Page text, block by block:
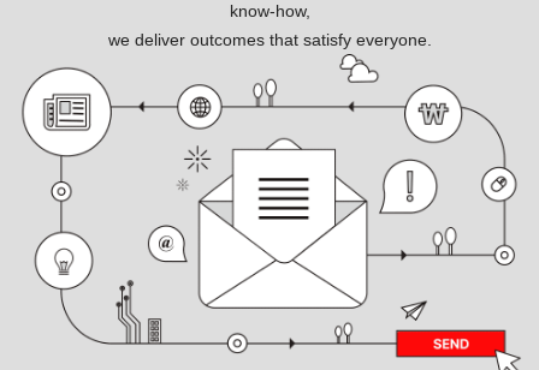
팀식스 포트폴리오
know-how,
we deliver outcomes that satisfy everyone.